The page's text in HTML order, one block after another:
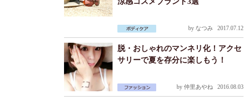
by なつみ 2017.07.12
脱・おしゃれのマンネリ化！アクセ
サリーで夏を存分に楽しもう！
by 仲里あやね 2016.08.03